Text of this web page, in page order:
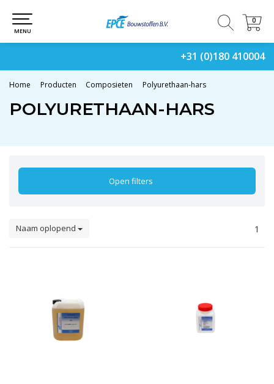
+31 (0)180 410004
0
0
MENU
Home Producten Composieten Polyurethaan-hars
POLYURETHAAN-HARS
Open filters
Naam oplopend 1